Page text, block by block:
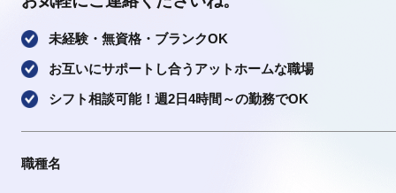
未経験・無資格・ブランクOK
お互いにサポートし合うアットホームな職場
シフト相談可能！週2日4時間～の勤務でOK
職種名